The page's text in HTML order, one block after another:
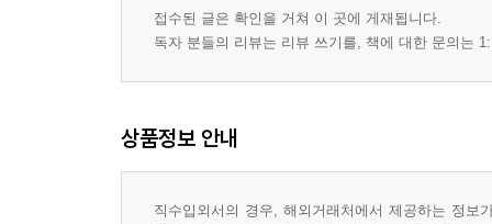
접수된 글은 확인을 거쳐 이 곳에 게재됩니다.
독자 분들의 리뷰는 리뷰 쓰기를, 책에 대한 문의는
상품정보 안내
직수입외서의 경우, 해외거래처에서 제공하는 정